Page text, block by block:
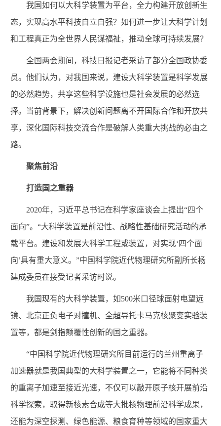
我国如何以大科学装置为平台，全力构建开放创新生
态，实现高水平科技自立自强？如何进一步让大科学计划
和工程真正为全世界人民谋福祉，推动全球可持续发展？
全国两会期间，科技日报记者采访了部分全国政协委
员。他们认为，对我国来说，建设大科学装置是科学发展
的必然趋势，共享这些科学设施也是社会发展的必然选
择。当前背景下，解决创新问题离不开国际合作和开放共
享，深化国际科技交流合作是破解人类重大挑战的必由之
路。
聚焦前沿
打造国之重器
2020年，习近平总书记在科学家座谈会上提出“四个
面向”。“大科学装置是前沿性、战略性基础研究活动的承
载平台。建设和发展大科学工程或装置，对实现‘四个面
向’具有重大意义。”中国科学院近代物理研究所副所长杨
建成委员在接受记者采访时说。
我国现有的大科学装置，如500米口径球面射电望远
镜、北京正负电子对撞机、全超导托卡马克核聚变实验装
置等，都是剑指颠覆性创新的国之重器。
“中国科学院近代物理研究所目前运行的兰州重离子
加速器就是我国典型的大科学装置之一，它能将不同种类
的重离子加速至接近光速，不仅可以敲开原子核开展前沿
科学探索，取得新核素合成等大批核物理前沿科学成果，
还能为深空探测、绿色能源、粮食育种等领域的国家重大